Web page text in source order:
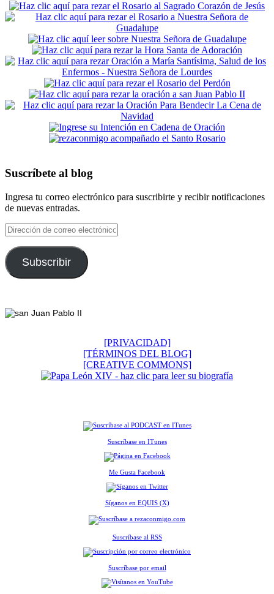
Suscríbete al blog
Ingresa tu correo electrónico para suscribirte y recibir notificaciones
de nuevas entradas.
Dirección
de
correo
electrónico
Subscribir
[PRIVACIDAD]
[TÉRMINOS DEL BLOG]
[CREATIVE COMMONS]
Suscríbase en ITunes
Me Gusta Facebook
Síganos en EQUIS (X)
Suscríbase al RSS
Suscríbase por email